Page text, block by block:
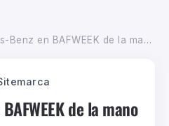
en BAFWEEK de la mano de RAPP Argentina
de la mano